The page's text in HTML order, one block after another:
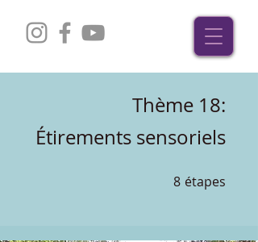
Thème 18:
Étirements sensoriels
8 étapes